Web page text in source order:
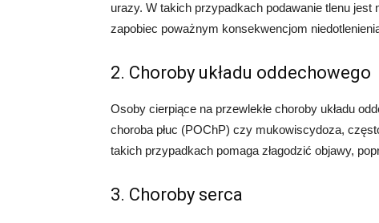
urazy. W takich przypadkach podawanie tlenu
zapobiec poważnym konsekwencjom
2. Choroby układu oddechowego
Osoby cierpiące na przewlekłe choroby układu
choroba płuc (POChP) czy mukowiscydoza,
takich przypadkach pomaga złagodzić objawy,
3. Choroby serca